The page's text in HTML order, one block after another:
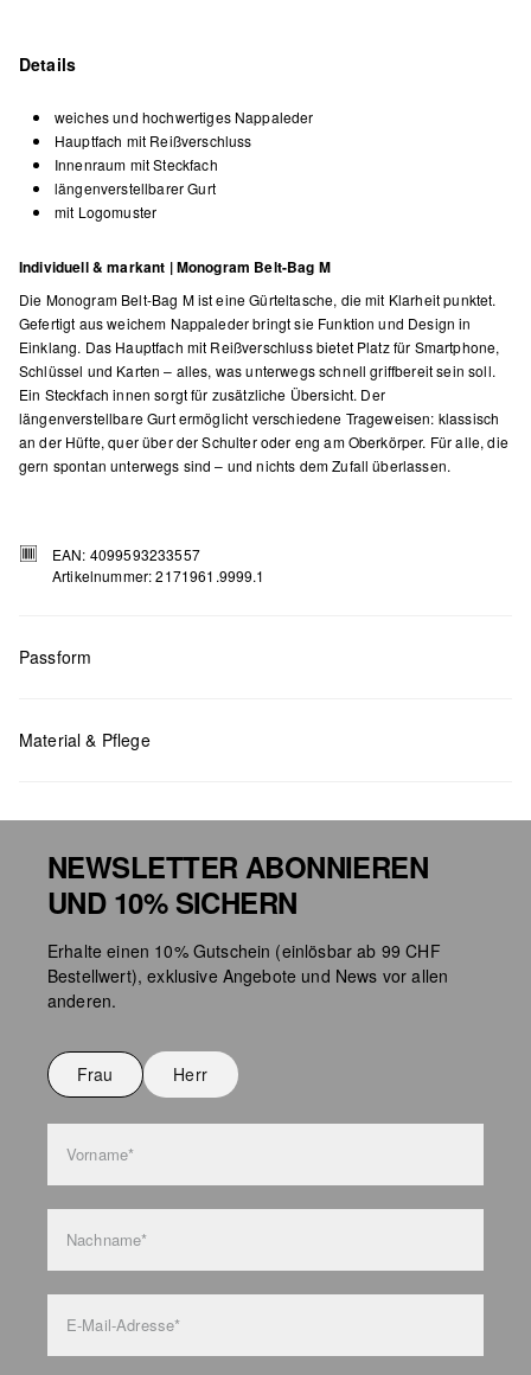
Details
weiches und hochwertiges Nappaleder
Hauptfach mit Reißverschluss
Innenraum mit Steckfach
längenverstellbarer Gurt
mit Logomuster
Individuell & markant | Monogram Belt-Bag M
Die Monogram Belt-Bag M ist eine Gürteltasche, die mit Klarheit punktet.
Gefertigt aus weichem Nappaleder bringt sie Funktion und Design in
Einklang. Das Hauptfach mit Reißverschluss bietet Platz für Smartphone,
Schlüssel und Karten – alles, was unterwegs schnell griffbereit sein soll.
Ein Steckfach innen sorgt für zusätzliche Übersicht. Der
längenverstellbare Gurt ermöglicht verschiedene Trageweisen: klassisch
an der Hüfte, quer über der Schulter oder eng am Oberkörper. Für alle, die
gern spontan unterwegs sind – und nichts dem Zufall überlassen.
EAN: 4099593233557
Artikelnummer: 2171961.9999.1
Passform
Material & Pflege
Nicht für den Trockner geeignet
Keine chemische Reinigung möglich
Nicht waschen
NEWSLETTER ABONNIEREN
UND 10% SICHERN
Erhalte einen 10% Gutschein (einlösbar ab 99 CHF
Bestellwert), exklusive Angebote und News vor allen
anderen.
Frau Herr
Vorname*
Nachname*
E-Mail-Adresse*